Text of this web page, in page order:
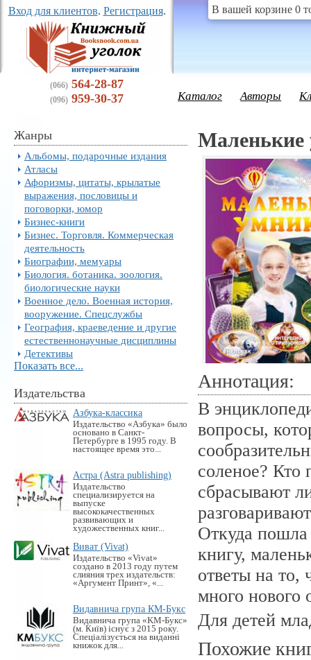
Вход для клиентов. Регистрация.
(066) 564-28-87
(096) 959-30-37
В вашей корзине 0
Каталог Авторы
Жанры
Альбомы, подарочные издания
Атласы
Афоризмы, цитаты, крылатые
выражения, пословицы и
поговорки, юмор
Бизнес-книги
Бизнес. Торговля. Коммерческая
деятельность
Биографии, мемуары
Биология. ботаника. зоология.
биологические науки
Военное дело. Военная история,
вооружение. Спецслужбы
География, краеведение и другие
естественнонаучные дисциплины
Детективы
Показать все...
Издательства
Азбука-классика
Издательство «Азбука» было
основано в Санкт-
Петербурге в 1995 году. В
настоящее время это...
Астра (Astra publishing)
Издательство
специализируется на
выпуске
высококачественных
развивающих и
художественных книг...
Виват (Vivat)
Издательство «Vivat»
создано в 2013 году путем
слияния трех издательств:
«Аргумент Принт», «...
Видавнича група КМ-Букс
Видавнича група «KM-Букс»
(м. Київ) існує з 2015 року.
Спеціалізується на виданні
книжок для...
Маленькие
Аннотация:
В
вопросы,
соленое? Кто
сбрасывают
Откуда пошла
книгу,
ответы на то,
много
Для детей
Похожие